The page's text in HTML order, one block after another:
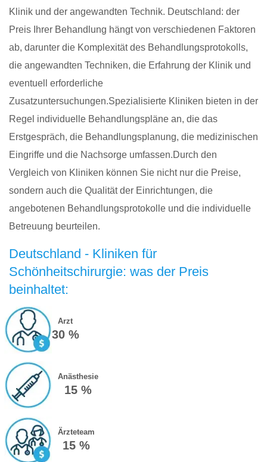
Klinik und der angewandten Technik. Deutschland: der
Preis Ihrer Behandlung hängt von verschiedenen Faktoren
ab, darunter die Komplexität des Behandlungsprotokolls,
die angewandten Techniken, die Erfahrung der Klinik und
eventuell erforderliche
Zusatzuntersuchungen.Spezialisierte Kliniken bieten in der
Regel individuelle Behandlungspläne an, die das
Erstgespräch, die Behandlungsplanung, die medizinischen
Eingriffe und die Nachsorge umfassen.Durch den
Vergleich von Kliniken können Sie nicht nur die Preise,
sondern auch die Qualität der Einrichtungen, die
angebotenen Behandlungsprotokolle und die individuelle
Betreuung beurteilen.
Deutschland - Kliniken für
Schönheitschirurgie: was der Preis
beinhaltet:
Arzt
30 %
Anästhesie
15 %
Ärzteteam
15 %